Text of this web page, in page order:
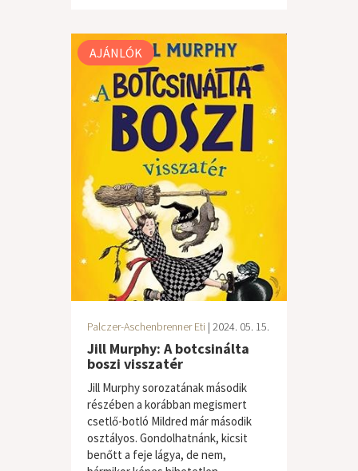
AJÁNLÓK
Palczer-Aschenbrenner Eti | 2024. 05. 15.
Jill Murphy: A botcsinálta
boszi visszatér
Jill Murphy sorozatának második
részében a korábban megismert
csetlő-botló Mildred már második
osztályos. Gondolhatnánk, kicsit
benőtt a feje lágya, de nem,